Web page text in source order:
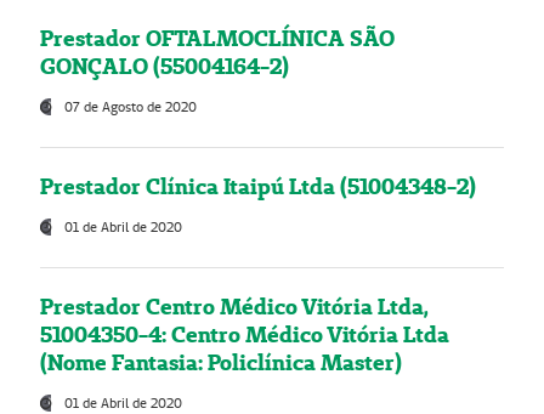
Prestador OFTALMOCLÍNICA SÃO
GONÇALO (55004164-2)
07 de Agosto de 2020
Prestador Clínica Itaipú Ltda (51004348-2)
01 de Abril de 2020
Prestador Centro Médico Vitória Ltda,
51004350-4: Centro Médico Vitória Ltda
(Nome Fantasia: Policlínica Master)
01 de Abril de 2020